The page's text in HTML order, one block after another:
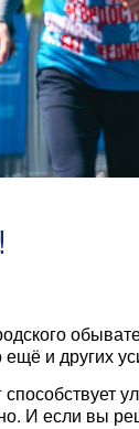
и других
способствует
И если вы